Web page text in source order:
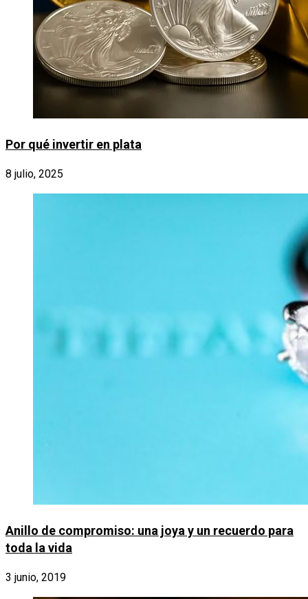
Por qué invertir en plata
8 julio, 2025
Anillo de compromiso: una joya y un recuerdo para
toda la vida
3 junio, 2019